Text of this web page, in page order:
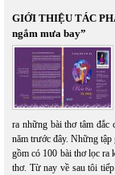
GIỚI THIỆU TÁC
ngắm mưa bay”
ra những bài thơ tâm đắc
năm trước đây. Những
gồm có 100 bài thơ lọc ra
thơ. Từ nay về sau tôi